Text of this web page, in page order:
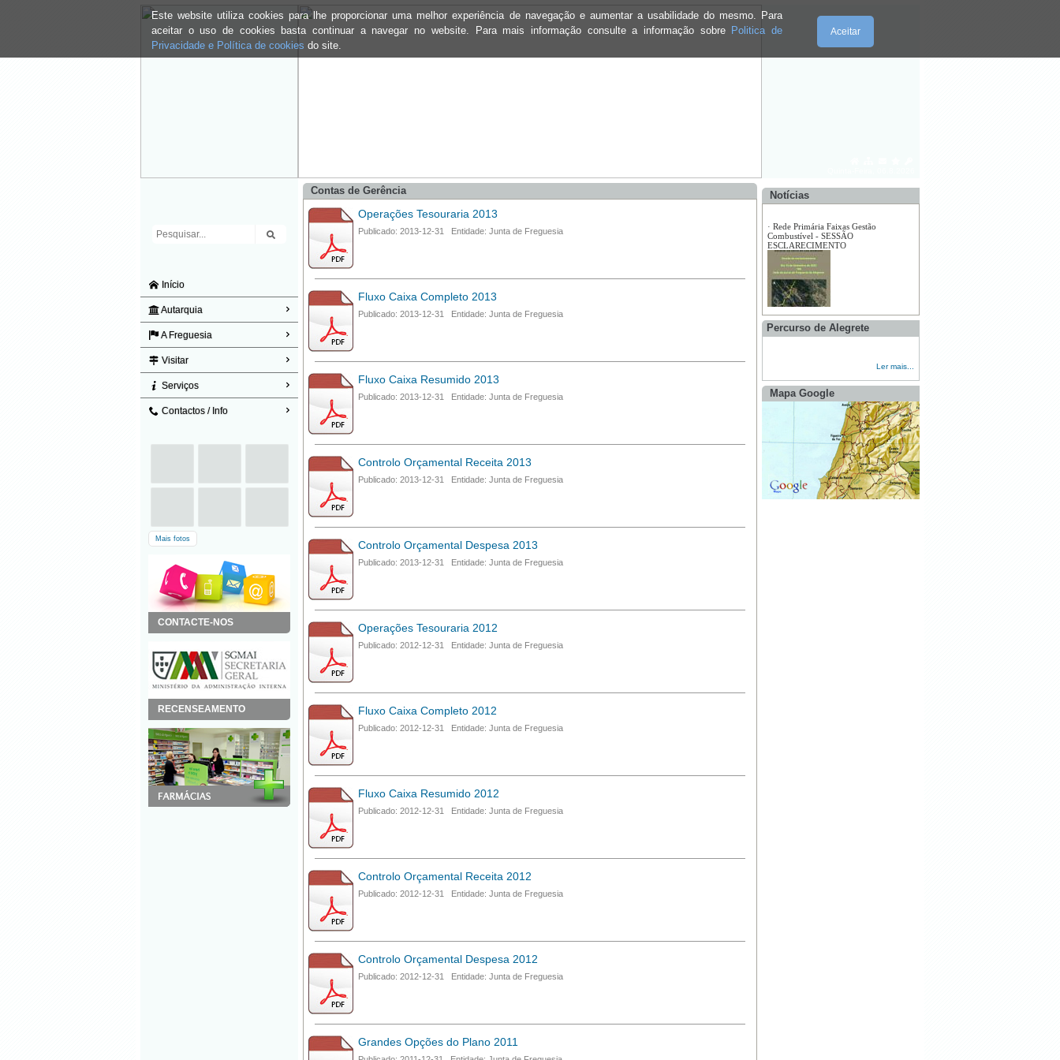
Este website utiliza cookies para lhe proporcionar uma melhor experiência de navegação e aumentar a usabilidade do mesmo. Para
aceitar o uso de cookies basta continuar a navegar no website. Para mais informação consulte a informação sobre Politica de
Privacidade e Política de cookies do site.
Aceitar
Início
Autarquia
A Freguesia
Visitar
Serviços
Contactos / Info
Mais fotos
CONTACTE-NOS
RECENSEAMENTO
Contas de Gerência
Operações Tesouraria 2013
Publicado: 2013-12-31 Entidade: Junta de Freguesia
Fluxo Caixa Completo 2013
Publicado: 2013-12-31 Entidade: Junta de Freguesia
Fluxo Caixa Resumido 2013
Publicado: 2013-12-31 Entidade: Junta de Freguesia
Controlo Orçamental Receita 2013
Publicado: 2013-12-31 Entidade: Junta de Freguesia
Controlo Orçamental Despesa 2013
Publicado: 2013-12-31 Entidade: Junta de Freguesia
Operações Tesouraria 2012
Publicado: 2012-12-31 Entidade: Junta de Freguesia
Fluxo Caixa Completo 2012
Publicado: 2012-12-31 Entidade: Junta de Freguesia
Fluxo Caixa Resumido 2012
Publicado: 2012-12-31 Entidade: Junta de Freguesia
Controlo Orçamental Receita 2012
Publicado: 2012-12-31 Entidade: Junta de Freguesia
Controlo Orçamental Despesa 2012
Publicado: 2012-12-31 Entidade: Junta de Freguesia
Grandes Opções do Plano 2011
Notícias
Percurso de Alegrete
Ler mais...
Mapa Google